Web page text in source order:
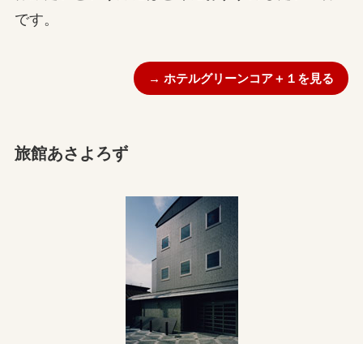
です。
→ ホテルグリーンコア＋１を見る
旅館あさよろず